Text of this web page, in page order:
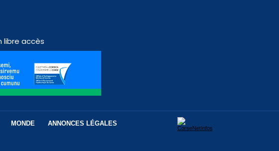
libre accès
MONDE ANNONCES LÉGALES